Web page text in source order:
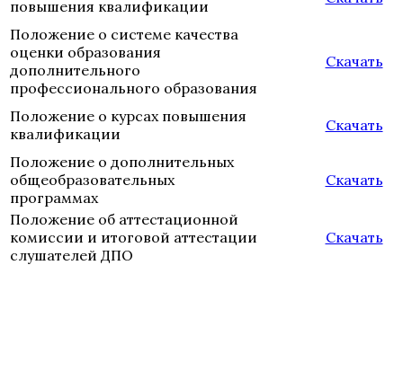
повышения квалификации
Положение о системе качества
оценки образования
дополнительного
профессионального образования
Скачать
Положение о курсах повышения
квалификации
Скачать
Положение о дополнительных
общеобразовательных
программах
Скачать
Положение об аттестационной
комиссии и итоговой аттестации
слушателей ДПО
Скачать